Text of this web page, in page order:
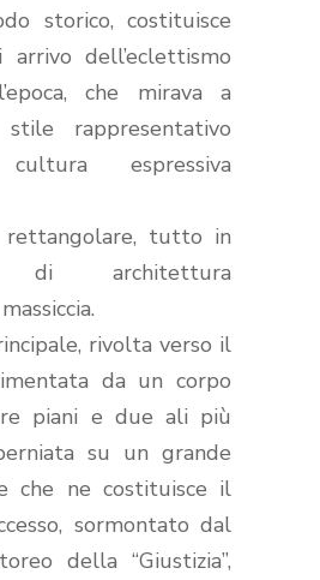
storico, costituisce
dell’eclettismo
che mirava a
rappresentativo
espressiva
tutto in
di architettura
rivolta verso il
da un corpo
piani e due ali più
su un grande
che ne costituisce il
sormontato dal
della “Giustizia”,